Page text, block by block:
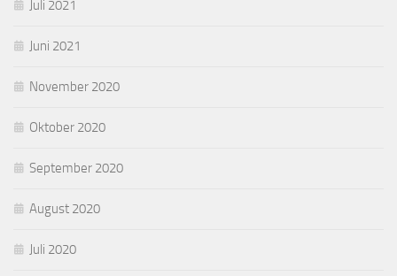
Juli 2021
Juni 2021
November 2020
Oktober 2020
September 2020
August 2020
Juli 2020